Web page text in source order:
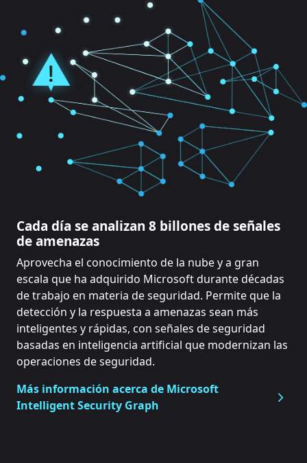
Cada día se analizan 8 billones de señales
de amenazas
Aprovecha el conocimiento de la nube y a gran
escala que ha adquirido Microsoft durante décadas
de trabajo en materia de seguridad. Permite que la
detección y la respuesta a amenazas sean más
inteligentes y rápidas, con señales de seguridad
basadas en inteligencia artificial que modernizan las
operaciones de seguridad.
Más información acerca de Microsoft
Intelligent Security Graph